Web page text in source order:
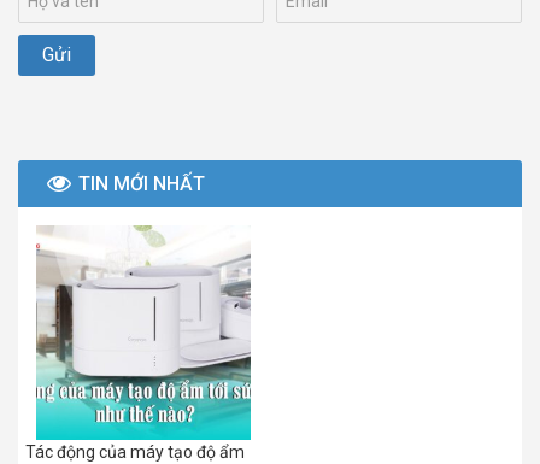
TIN MỚI NHẤT
Tác động của máy tạo độ ẩm